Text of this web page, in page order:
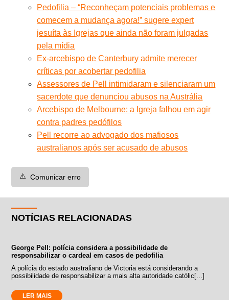
Pedofilia – “Reconheçam potenciais problemas e
comecem a mudança agora!” sugere expert
jesuíta às Igrejas que ainda não foram julgadas
pela mídia
Ex-arcebispo de Canterbury admite merecer
críticas por acobertar pedofilia
Assessores de Pell intimidaram e silenciaram um
sacerdote que denunciou abusos na Austrália
Arcebispo de Melbourne: a Igreja falhou em agir
contra padres pedófilos
Pell recorre ao advogado dos mafiosos
australianos após ser acusado de abusos
⚠️ Comunicar erro
NOTÍCIAS RELACIONADAS
George Pell: polícia considera a possibilidade de
responsabilizar o cardeal em casos de pedofilia
A polícia do estado australiano de Victoria está considerando a
possibilidade de responsabilizar a mais alta autoridade católic[...]
LER MAIS